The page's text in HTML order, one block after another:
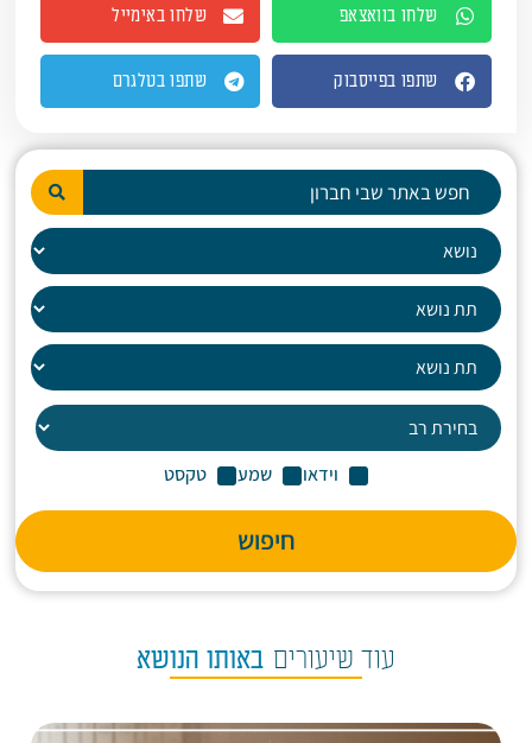
שלחו בוואצאפ שלחו באימייל
שתפו בפייסבוק שתפו בטלגרם
וידאו שמע טקסט
חיפוש
עוד שיעורים באותו הנושא